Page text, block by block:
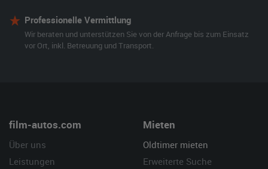
Professionelle Vermittlung
Wir beraten und unterstützen Sie von der Anfrage bis zum Einsatz
vor Ort, inkl. Betreuung und Transport.
film-autos.com
Über uns
Leistungen
Mieten
Oldtimer mieten
Erweiterte Suche